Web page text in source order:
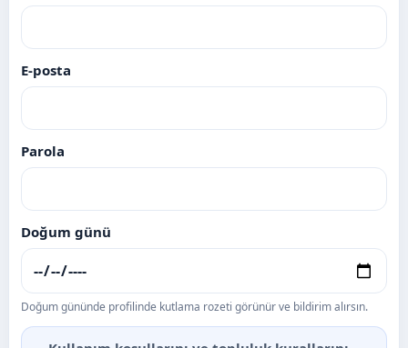
E-posta
Parola
Doğum günü
Doğum gününde profilinde kutlama rozeti görünür ve bildirim alırsın.